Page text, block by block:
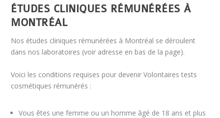
ÉTUDES CLINIQUES RÉMUNÉRÉES À
MONTRÉAL
Nos études cliniques rémunérées à Montréal se déroulent
dans nos laboratoires (voir adresse en bas de la page).
Voici les conditions requises pour devenir Volontaires tests
cosmétiques rémunérés :
Vous êtes une femme ou un homme âgé de 18 ans et plus